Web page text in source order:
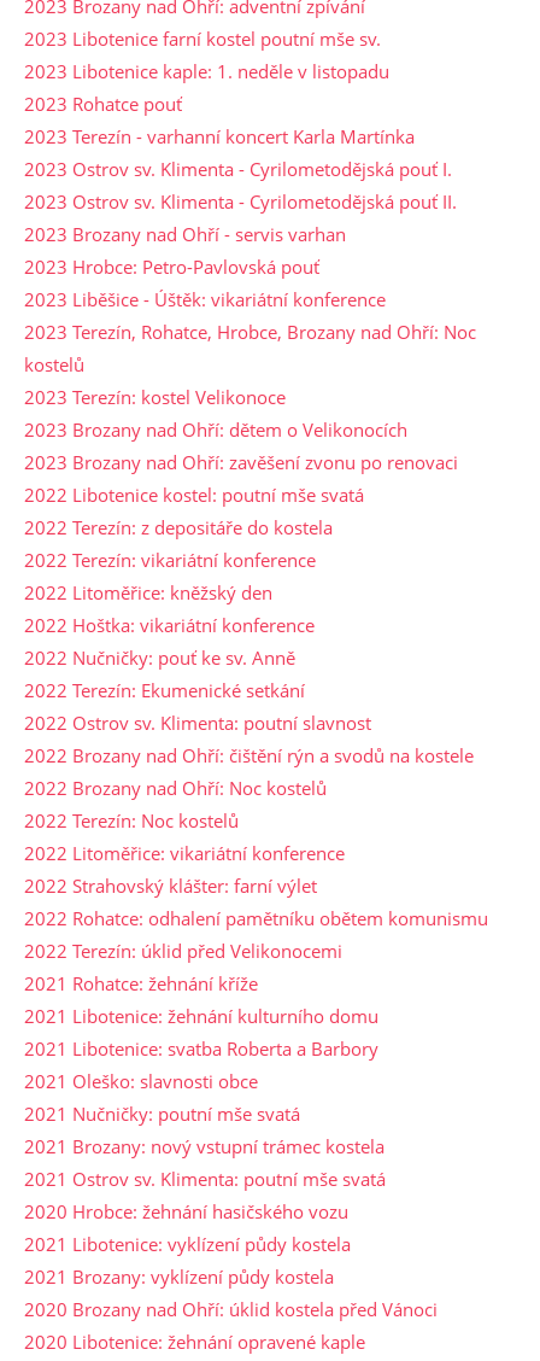
2023 Brozany nad Ohří: adventní zpívání
2023 Libotenice farní kostel poutní mše sv.
2023 Libotenice kaple: 1. neděle v listopadu
2023 Rohatce pouť
2023 Terezín - varhanní koncert Karla Martínka
2023 Ostrov sv. Klimenta - Cyrilometodějská pouť I.
2023 Ostrov sv. Klimenta - Cyrilometodějská pouť II.
2023 Brozany nad Ohří - servis varhan
2023 Hrobce: Petro-Pavlovská pouť
2023 Liběšice - Úštěk: vikariátní konference
2023 Terezín, Rohatce, Hrobce, Brozany nad Ohří: Noc
kostelů
2023 Terezín: kostel Velikonoce
2023 Brozany nad Ohří: dětem o Velikonocích
2023 Brozany nad Ohří: zavěšení zvonu po renovaci
2022 Libotenice kostel: poutní mše svatá
2022 Terezín: z depositáře do kostela
2022 Terezín: vikariátní konference
2022 Litoměřice: kněžský den
2022 Hoštka: vikariátní konference
2022 Nučničky: pouť ke sv. Anně
2022 Terezín: Ekumenické setkání
2022 Ostrov sv. Klimenta: poutní slavnost
2022 Brozany nad Ohří: čištění rýn a svodů na kostele
2022 Brozany nad Ohří: Noc kostelů
2022 Terezín: Noc kostelů
2022 Litoměřice: vikariátní konference
2022 Strahovský klášter: farní výlet
2022 Rohatce: odhalení pamětníku obětem komunismu
2022 Terezín: úklid před Velikonocemi
2021 Rohatce: žehnání kříže
2021 Libotenice: žehnání kulturního domu
2021 Libotenice: svatba Roberta a Barbory
2021 Oleško: slavnosti obce
2021 Nučničky: poutní mše svatá
2021 Brozany: nový vstupní trámec kostela
2021 Ostrov sv. Klimenta: poutní mše svatá
2020 Hrobce: žehnání hasičského vozu
2021 Libotenice: vyklízení půdy kostela
2021 Brozany: vyklízení půdy kostela
2020 Brozany nad Ohří: úklid kostela před Vánoci
2020 Libotenice: žehnání opravené kaple